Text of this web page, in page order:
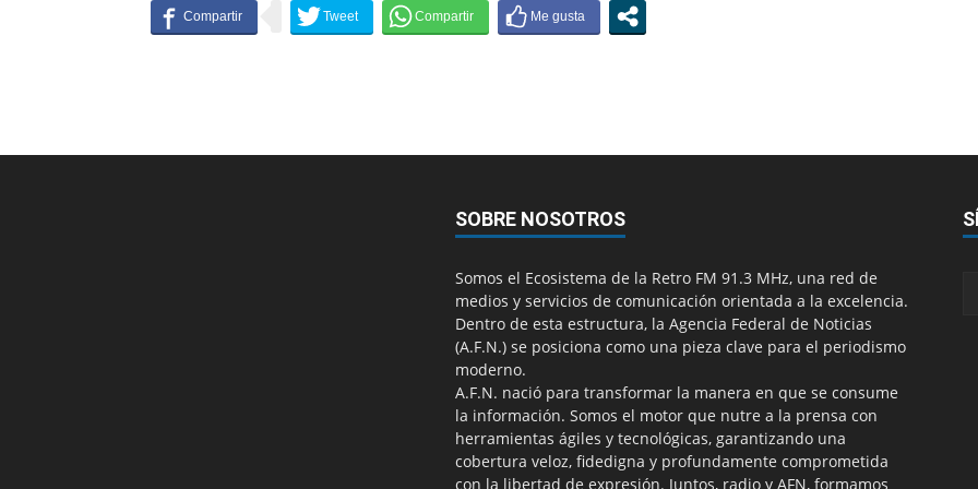
SOBRE NOSOTROS
Somos el Ecosistema de la Retro FM 91.3 MHz, una red de
medios y servicios de comunicación orientada a la excelencia.
Dentro de esta estructura, la Agencia Federal de Noticias
(A.F.N.) se posiciona como una pieza clave para el periodismo
moderno.
A.F.N. nació para transformar la manera en que se consume
la información. Somos el motor que nutre a la prensa con
herramientas ágiles y tecnológicas, garantizando una
cobertura veloz, fidedigna y profundamente comprometida
con la libertad de expresión. Juntos, radio y AFN, formamos